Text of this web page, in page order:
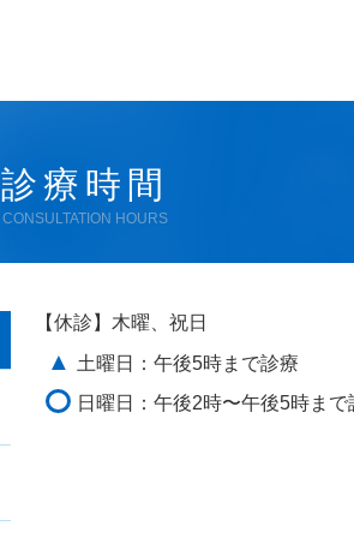
診療時間
CONSULTATION HOURS
【休診】木曜、祝日
▲
土曜日：午後5時まで診療
日曜日：午後2時〜午後5時まで